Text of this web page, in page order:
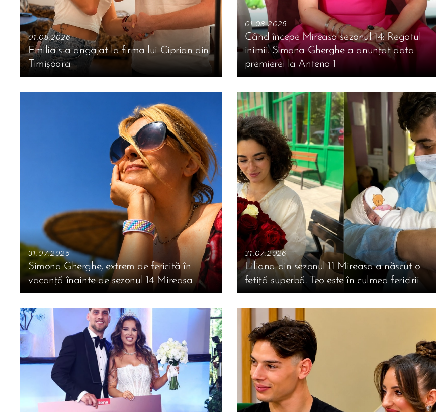
01.08.2026
Emilia s-a angajat la firma lui Ciprian din
Timișoara
01.08.2026
Când începe Mireasa sezonul 14: Regatul
inimii. Simona Gherghe a anunțat data
premierei la Antena 1
31.07.2026
Simona Gherghe, extrem de fericită în
vacanță înainte de sezonul 14 Mireasa
31.07.2026
Liliana din sezonul 11 Mireasa a născut o
fetiță superbă. Teo este în culmea fericirii